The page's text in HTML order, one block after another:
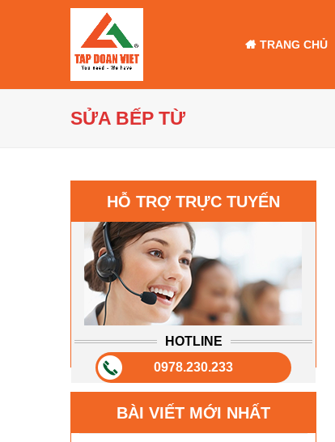
TRANG CHỦ
SỬA BẾP TỪ
HỖ TRỢ TRỰC TUYẾN
HOTLINE
0978.230.233
BÀI VIẾT MỚI NHẤT